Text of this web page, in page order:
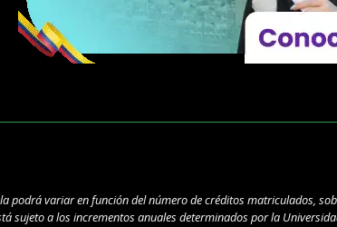
podrá variar en función del número de créditos matriculados,
sujeto a los incrementos anuales determinados por la